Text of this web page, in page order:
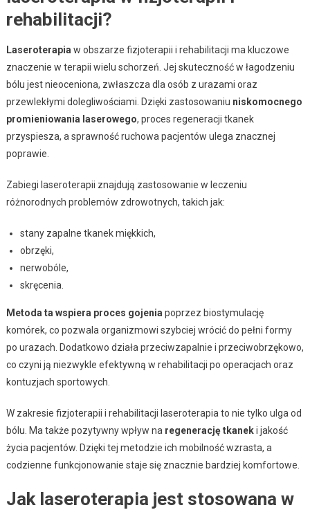
rehabilitacji?
Laseroterapia w obszarze fizjoterapii i rehabilitacji ma kluczowe
znaczenie w terapii wielu schorzeń. Jej skuteczność w łagodzeniu
bólu jest nieoceniona, zwłaszcza dla osób z urazami oraz
przewlekłymi dolegliwościami. Dzięki zastosowaniu niskomocnego
promieniowania laserowego, proces regeneracji tkanek
przyspiesza, a sprawność ruchowa pacjentów ulega znacznej
poprawie.
Zabiegi laseroterapii znajdują zastosowanie w leczeniu
różnorodnych problemów zdrowotnych, takich jak:
stany zapalne tkanek miękkich,
obrzęki,
nerwobóle,
skręcenia.
Metoda ta wspiera proces gojenia poprzez biostymulację
komórek, co pozwala organizmowi szybciej wrócić do pełni formy
po urazach. Dodatkowo działa przeciwzapalnie i przeciwobrzękowo,
co czyni ją niezwykle efektywną w rehabilitacji po operacjach oraz
kontuzjach sportowych.
W zakresie fizjoterapii i rehabilitacji laseroterapia to nie tylko ulga od
bólu. Ma także pozytywny wpływ na regenerację tkaneki jakość
życia pacjentów. Dzięki tej metodzie ich mobilność wzrasta, a
codzienne funkcjonowanie staje się znacznie bardziej komfortowe.
Jak laseroterapia jest stosowana w